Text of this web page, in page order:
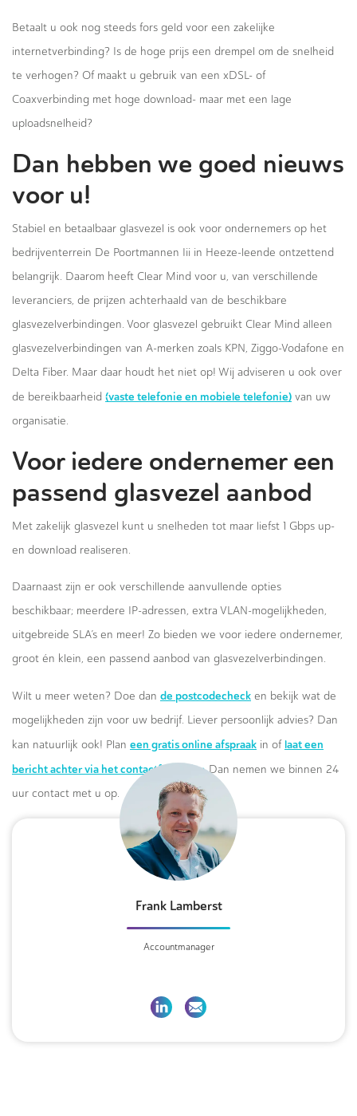
Betaalt u ook nog steeds fors geld voor een zakelijke
internetverbinding? Is de hoge prijs een drempel om de snelheid
te verhogen? Of maakt u gebruik van een xDSL- of
Coaxverbinding met hoge download- maar met een lage
uploadsnelheid?
Dan hebben we goed nieuws
voor u!
Stabiel en betaalbaar glasvezel is ook voor ondernemers op het
bedrijventerrein De Poortmannen Iii in Heeze-leende ontzettend
belangrijk. Daarom heeft Clear Mind voor u, van verschillende
leveranciers, de prijzen achterhaald van de beschikbare
glasvezelverbindingen. Voor glasvezel gebruikt Clear Mind alleen
glasvezelverbindingen van A-merken zoals KPN, Ziggo-Vodafone en
Delta Fiber. Maar daar houdt het niet op! Wij adviseren u ook over
de bereikbaarheid (vaste telefonie en mobiele telefonie) van uw
organisatie.
Voor iedere ondernemer een
passend glasvezel aanbod
Met zakelijk glasvezel kunt u snelheden tot maar liefst 1 Gbps up-
en download realiseren.
Daarnaast zijn er ook verschillende aanvullende opties
beschikbaar; meerdere IP-adressen, extra VLAN-mogelijkheden,
uitgebreide SLA’s en meer! Zo bieden we voor iedere ondernemer,
groot én klein, een passend aanbod van glasvezelverbindingen.
Wilt u meer weten? Doe dan de postcodecheck en bekijk wat de
mogelijkheden zijn voor uw bedrijf. Liever persoonlijk advies? Dan
kan natuurlijk ook! Plan een gratis online afspraak in of laat een
bericht achter via het contactformulier.Dan nemen we binnen 24
uur contact met u op.
Frank Lamberst
Accountmanager